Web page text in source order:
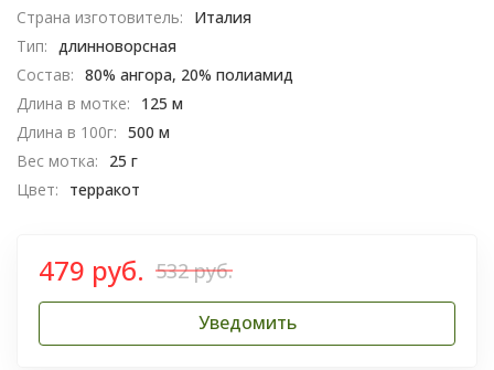
Страна изготовитель:
Италия
Тип: длинноворсная
Состав: 80% ангора, 20% полиамид
Длина в мотке:
125 м
Длина в 100г: 500 м
Вес мотка:
25 г
Цвет:
терракот
479 руб. 532 руб.
Уведомить